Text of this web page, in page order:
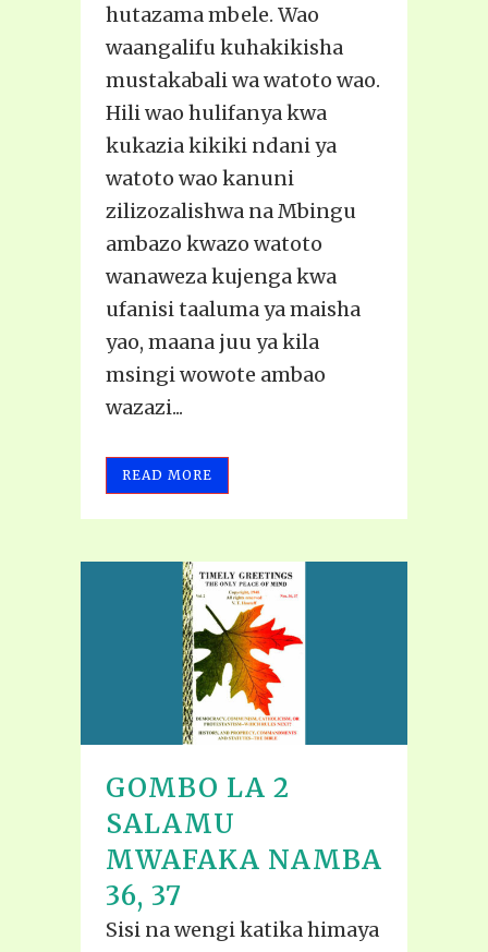
hutazama mbele. Wao
waangalifu kuhakikisha
mustakabali wa watoto wao.
Hili wao hulifanya kwa
kukazia kikiki ndani ya
watoto wao kanuni
zilizozalishwa na Mbingu
ambazo kwazo watoto
wanaweza kujenga kwa
ufanisi taaluma ya maisha
yao, maana juu ya kila
msingi wowote ambao
wazazi...
READ MORE
GOMBO LA 2
SALAMU
MWAFAKA NAMBA
36, 37
Sisi na wengi katika himaya